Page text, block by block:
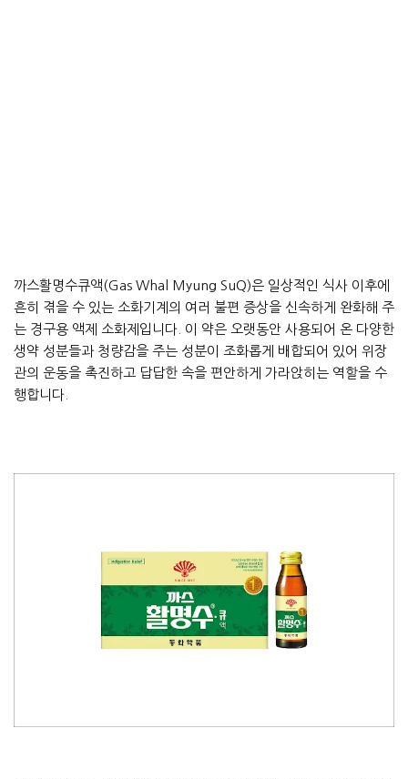
까스활명수큐액(Gas Whal Myung SuQ)은 일상적인 식사 이후에
흔히 겪을 수 있는 소화기계의 여러 불편 증상을 신속하게 완화해 주
는 경구용 액제 소화제입니다. 이 약은 오랫동안 사용되어 온 다양한
생약 성분들과 청량감을 주는 성분이 조화롭게 배합되어 있어 위장
관의 운동을 촉진하고 답답한 속을 편안하게 가라앉히는 역할을 수
행합니다.